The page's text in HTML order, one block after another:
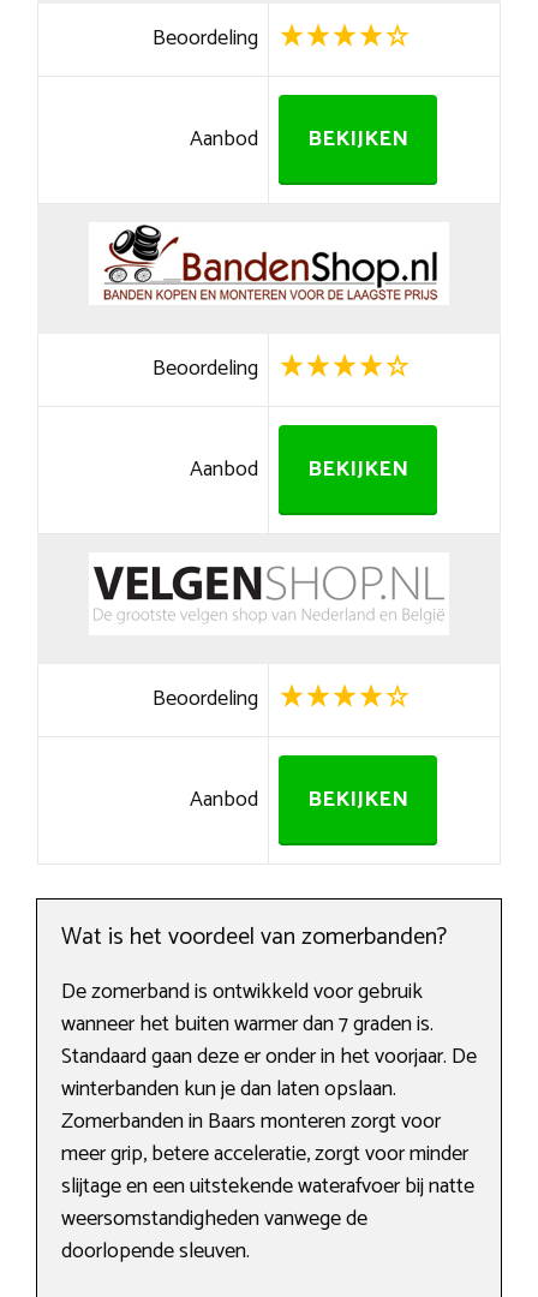
Beoordeling
Aanbod BEKIJKEN
Beoordeling
Aanbod BEKIJKEN
Beoordeling
Aanbod BEKIJKEN
Wat is het voordeel van zomerbanden?
De zomerband is ontwikkeld voor gebruik
wanneer het buiten warmer dan 7 graden is.
Standaard gaan deze er onder in het voorjaar. De
winterbanden kun je dan laten opslaan.
Zomerbanden in Baars monteren zorgt voor
meer grip, betere acceleratie, zorgt voor minder
slijtage en een uitstekende waterafvoer bij natte
weersomstandigheden vanwege de
doorlopende sleuven.